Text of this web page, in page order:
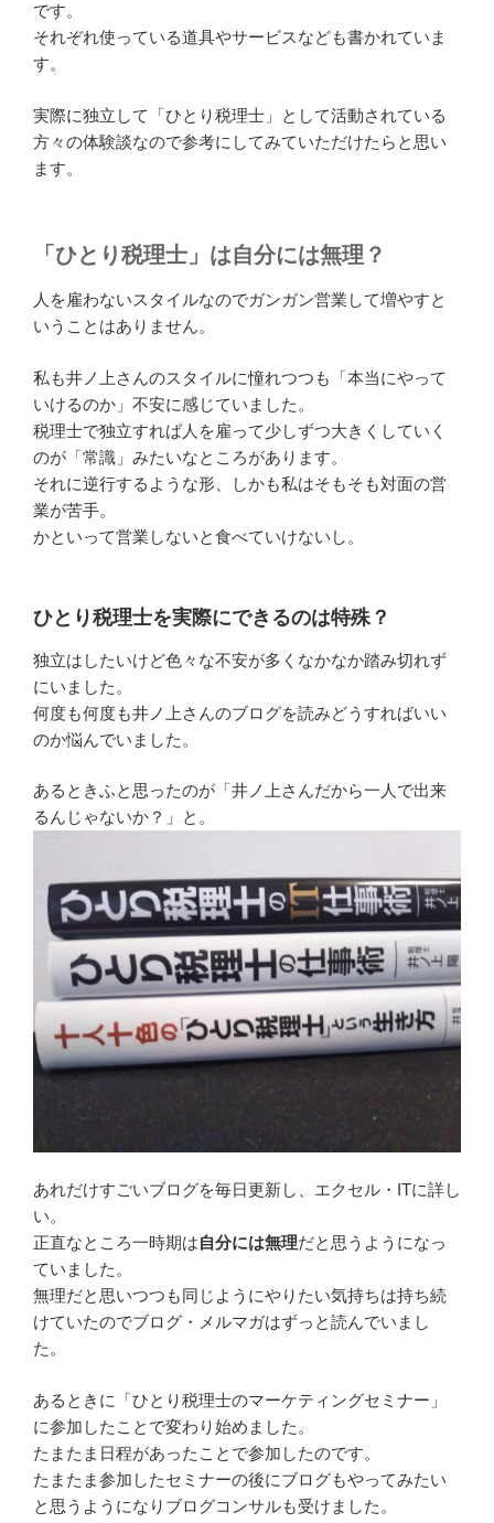
です。
それぞれ使っている道具やサービスなども書かれていま
す。
実際に独立して「ひとり税理士」として活動されている
方々の体験談なので参考にしてみていただけたらと思い
ます。
「ひとり税理士」は自分には無理？
人を雇わないスタイルなのでガンガン営業して増やすと
いうことはありません。
私も井ノ上さんのスタイルに憧れつつも「本当にやって
いけるのか」不安に感じていました。
税理士で独立すれば人を雇って少しずつ大きくしていく
のが「常識」みたいなところがあります。
それに逆行するような形、しかも私はそもそも対面の営
業が苦手。
かといって営業しないと食べていけないし。
ひとり税理士を実際にできるのは特殊？
独立はしたいけど色々な不安が多くなかなか踏み切れず
にいました。
何度も何度も井ノ上さんのブログを読みどうすればいい
のか悩んでいました。
あるときふと思ったのが「井ノ上さんだから一人で出来
るんじゃないか？」と。
あれだけすごいブログを毎日更新し、エクセル・ITに詳し
い。
正直なところ一時期は自分には無理だと思うようになっ
ていました。
無理だと思いつつも同じようにやりたい気持ちは持ち続
けていたのでブログ・メルマガはずっと読んでいまし
た。
あるときに「ひとり税理士のマーケティングセミナー」
に参加したことで変わり始めました。
たまたま日程があったことで参加したのです。
たまたま参加したセミナーの後にブログもやってみたい
と思うようになりブログコンサルも受けました。